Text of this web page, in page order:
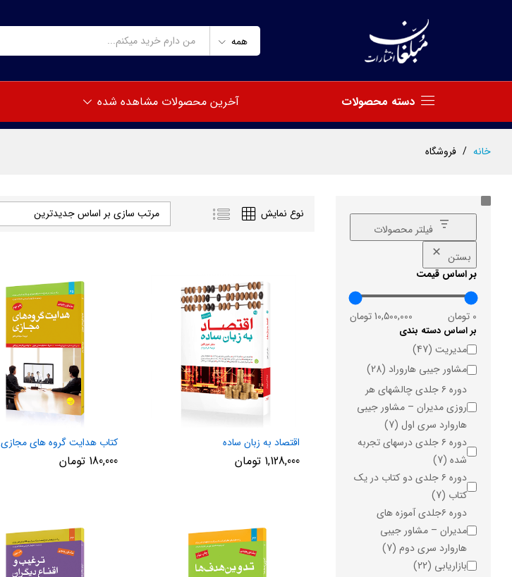
همه
دسته محصولات آخرین محصولات مشاهده شده
خانه / فروشگاه
نوع نمایش مرتب سازی بر اساس جدیدترین
اقتصاد به زبان ساده
1,128,000 تومان
کتاب هدایت گروه های مجازی
180,000 تومان
فیلتر محصولات
بستن
بر اساس قیمت
0 تومان 10,500,000 تومان
بر اساس دسته بندی
دستهمدیریت (47)
مشاور جیبی هاروراد (28)
دوره ۶ جلدی چالشهای هر
روزی مدیران – مشاور جیبی
هاروارد سری اول (7)
دوره ۶ جلدی درسهای تجربه
شده (7)
دوره ۶ جلدی دو کتاب در یک
کتاب (7)
دوره ۶جلدی آموزه های
مدیران – مشاور جیبی
هاروارد سری دوم (7)
بازاریابی (22)